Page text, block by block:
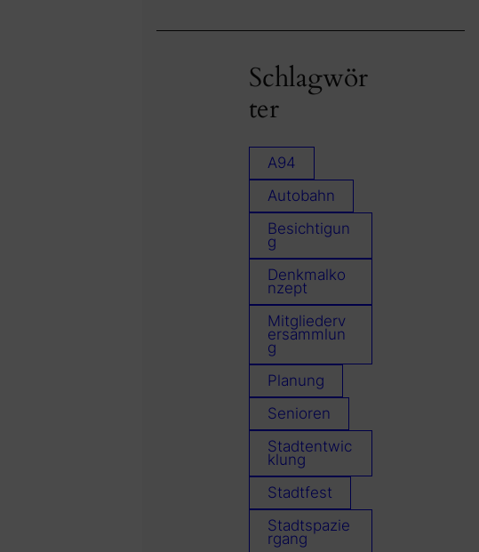
Schlagwör
ter
A94
Autobahn
Besichtigun
g
Denkmalko
nzept
Mitgliederv
ersammlun
g
Planung
Senioren
Stadtentwic
klung
Stadtfest
Stadtspazie
rgang